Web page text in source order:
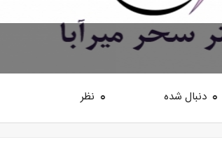
0 دنبال شده 0 نظر